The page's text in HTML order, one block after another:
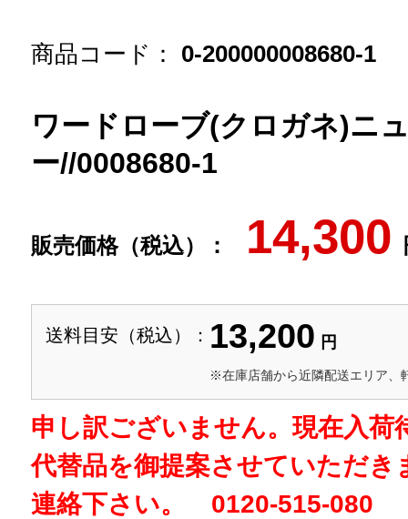
商品コード： 0-200000008680-1
ワードローブ(クロガネ)ニ
ー//0008680-1
販売価格（税込）： 14,300
送料目安（税込）： 13,200 円
※在庫店舗から近隣配送エリア、
申し訳ございません。現在入荷
代替品を御提案させていただき
連絡下さい。 0120-515-080